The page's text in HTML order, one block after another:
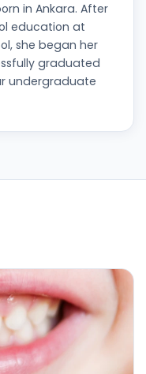
in Ankara. After
education at
she began her
graduated
undergraduate